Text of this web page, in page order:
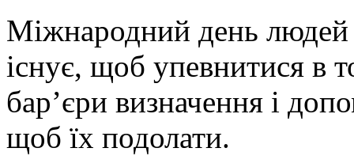
Міжнародний день
існує, щоб упевнитися в
бар’єри визначення і
щоб їх подолати.